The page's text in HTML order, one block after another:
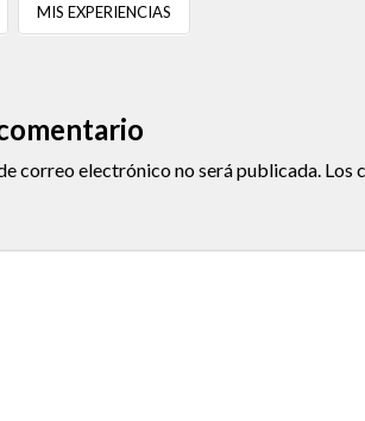
MIS EXPERIENCIAS
correo electrónico no será publicada.Los